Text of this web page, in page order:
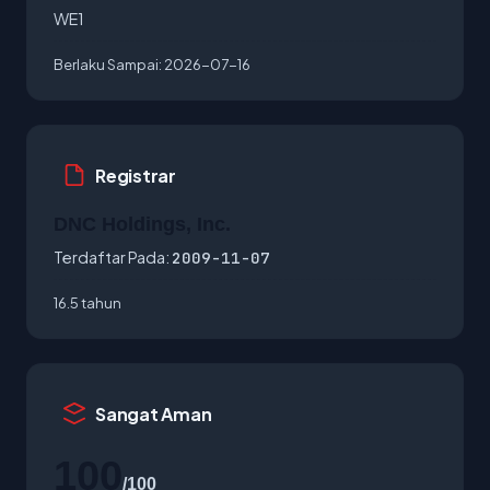
WE1
Berlaku Sampai: 2026-07-16
Registrar
Terdaftar Pada: 2009-11-07
16.5 tahun
Sangat Aman
/100